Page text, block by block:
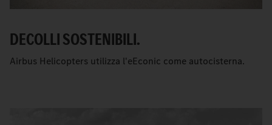
DECOLLI SOSTENIBILI.
Airbus Helicopters utilizza l'eEconic come autocisterna.